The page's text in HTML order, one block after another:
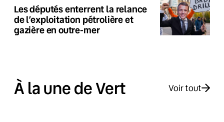
Les députés enterrent la relance
de l’exploitation pétrolière et
gazière en outre-mer
À la une de Vert Voir tout